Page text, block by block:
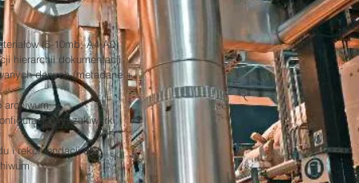
(5-10mb; A4-A0)
hierarchii dokumentacji
danych (metadane +
archiwum
wyszukiwarki
i rekomendacji dla